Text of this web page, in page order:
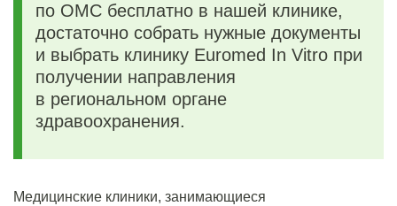
по ОМС бесплатно в нашей клинике,
достаточно собрать нужные документы
и выбрать клинику Euromed In Vitro при
получении направления
в региональном органе
здравоохранения.
Медицинские клиники, занимающиеся